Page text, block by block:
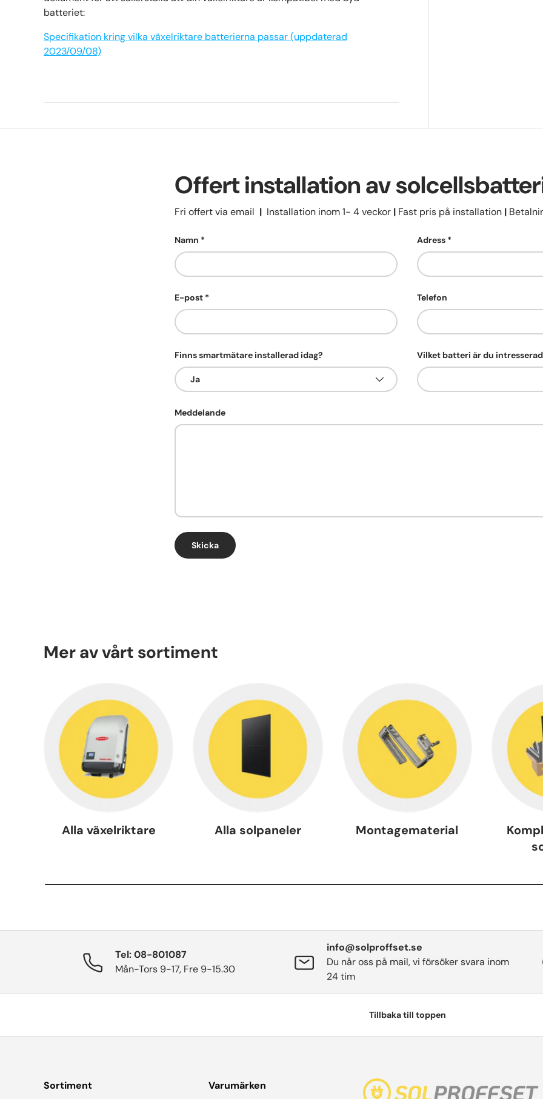
batteriet:
Specifikation kring vilka växelriktare batterierna passar (uppdaterad
2023/09/08)
Offert installation av
Fri offert via email | Installation inom 1- 4 veckor | Fast pris på installation |
Namn Adress
E-post Telefon
Finns smartmätare installerad idag? Vilket batteri är du
Meddelande
Skicka
Mer av vårt sortiment
Alla växelriktare Alla solpaneler Montagematerial
Tel: 08-801087
Mån-Tors 9-17, Fre 9-15.30
info@solproffset.se
Du når oss på mail, vi försöker svara inom
24 tim
Tillbaka till toppen
Sortiment Varumärken